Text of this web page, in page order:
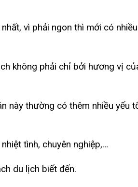
vì phải ngon thì mới có
không phải chỉ bởi hương vị
này thường có thêm nhiều yếu
tình, chuyên nghiệp,…
du lịch biết đến.